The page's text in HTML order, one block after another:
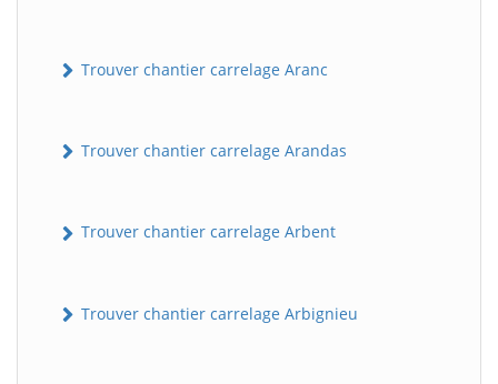
Trouver chantier carrelage Aranc
Trouver chantier carrelage Arandas
Trouver chantier carrelage Arbent
Trouver chantier carrelage Arbignieu